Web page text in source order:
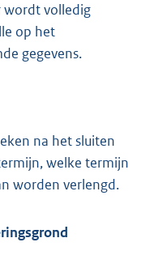
wordt volledig
op het
gegevens.
na het sluiten
welke termijn
worden verlengd.